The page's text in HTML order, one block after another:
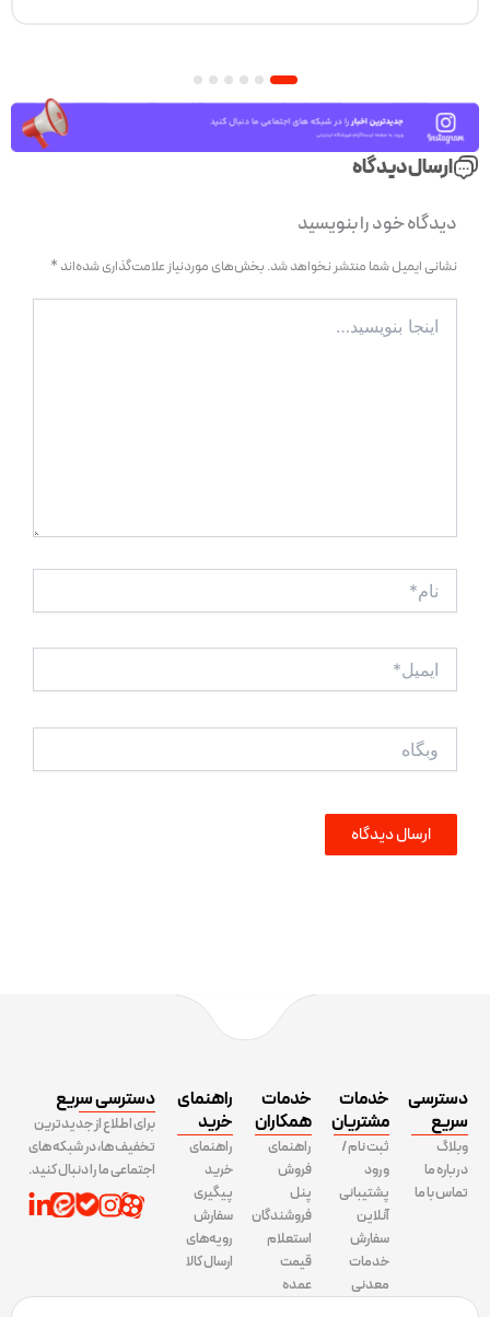
1
2
ارسال دیدگاه
دیدگاه‌ خود را بنویسید
نشانی ایمیل شما منتشر نخواهد شد. بخش‌های موردنیاز علامت‌گذاری شده‌اند *
اینجا
بنویسید…
ایمیل*
وبگاه
دسترسی
سریع
وبلاگ
درباره ما
تماس با ما
خدمات
مشتریان
ثبت نام /
ورود
پشتیبانی
آنلاین
سفارش
خدمات
معدنی
خدمات
همکاران
راهنمای
فروش
پنل
فروشندگان
استعلام
قیمت
عمده
راهنمای
خرید
راهنمای
خرید
پیگیری
سفارش
رویه‌های
ارسال کالا
دسترسی سریع
برای اطلاع از جدیدترین
تخفیف ها، در شبکه های
اجتماعی ما را دنبال کنید.